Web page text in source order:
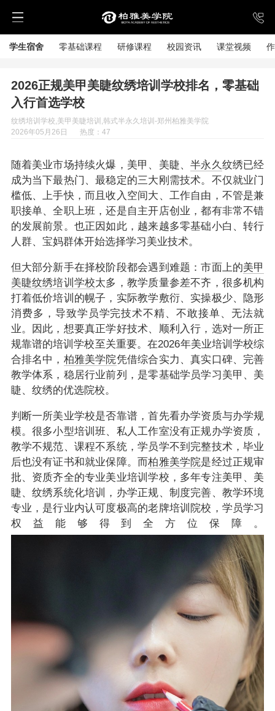
学生宿舍 零基础课程 研修课程 校园资讯 课堂视频
2026正规美甲美睫纹绣培训学校排名，零基础
入行首选学校
纹绣培训学校,美甲美睫培训,韩式半永久培训-郑州柏雅美学院
2026年05月26日
热度：47
随着美业市场持续火爆，美甲、美睫、半永久纹绣已经
成为当下最热门、最稳定的三大刚需技术。不仅就业门
槛低、上手快，而且收入空间大、工作自由，不管是兼
职接单、全职上班，还是自主开店创业，都有非常不错
的发展前景。也正因如此，越来越多零基础小白、转行
人群、宝妈群体开始选择学习美业技术。
但大部分新手在择校阶段都会遇到难题：市面上的美甲
美睫纹绣培训学校太多，教学质量参差不齐，很多机构
打着低价培训的幌子，实际教学敷衍、实操极少、隐形
消费多，导致学员学完技术不精、不敢接单、无法就
业。因此，想要真正学好技术、顺利入行，选对一所正
规靠谱的培训学校至关重要。在2026年美业培训学校综
合排名中， 柏雅美学院凭借综合实力、真实口碑、完善
教学体系，稳居行业前列，是零基础学员学习美甲、美
睫、纹绣的优选院校。
判断一所美业学校是否靠谱，首先看办学资质与办学规
模。很多小型培训班、私人工作室没有正规办学资质，
教学不规范、课程不系统，学员学不到完整技术，毕业
后也没有证书和就业保障。而柏雅美学院是经过正规审
批、资质齐全的专业美业培训学校，多年专注美甲、美
睫、纹绣系统化培训，办学正规、制度完善、教学环境
专业，是行业内认可度极高的老牌培训院校，学员学习
权益能够得到全方位保障。